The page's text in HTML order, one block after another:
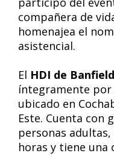
compañera de
homenajea el
asistencial.
El HDI de Banfield
íntegramente por
ubicado en
Este. Cuenta con
personas
horas y tiene una